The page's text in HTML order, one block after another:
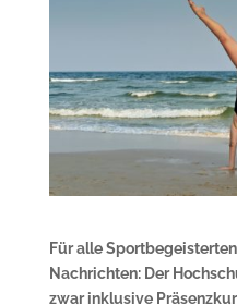
Für alle
Nachrichten: Der
zwar inklusive